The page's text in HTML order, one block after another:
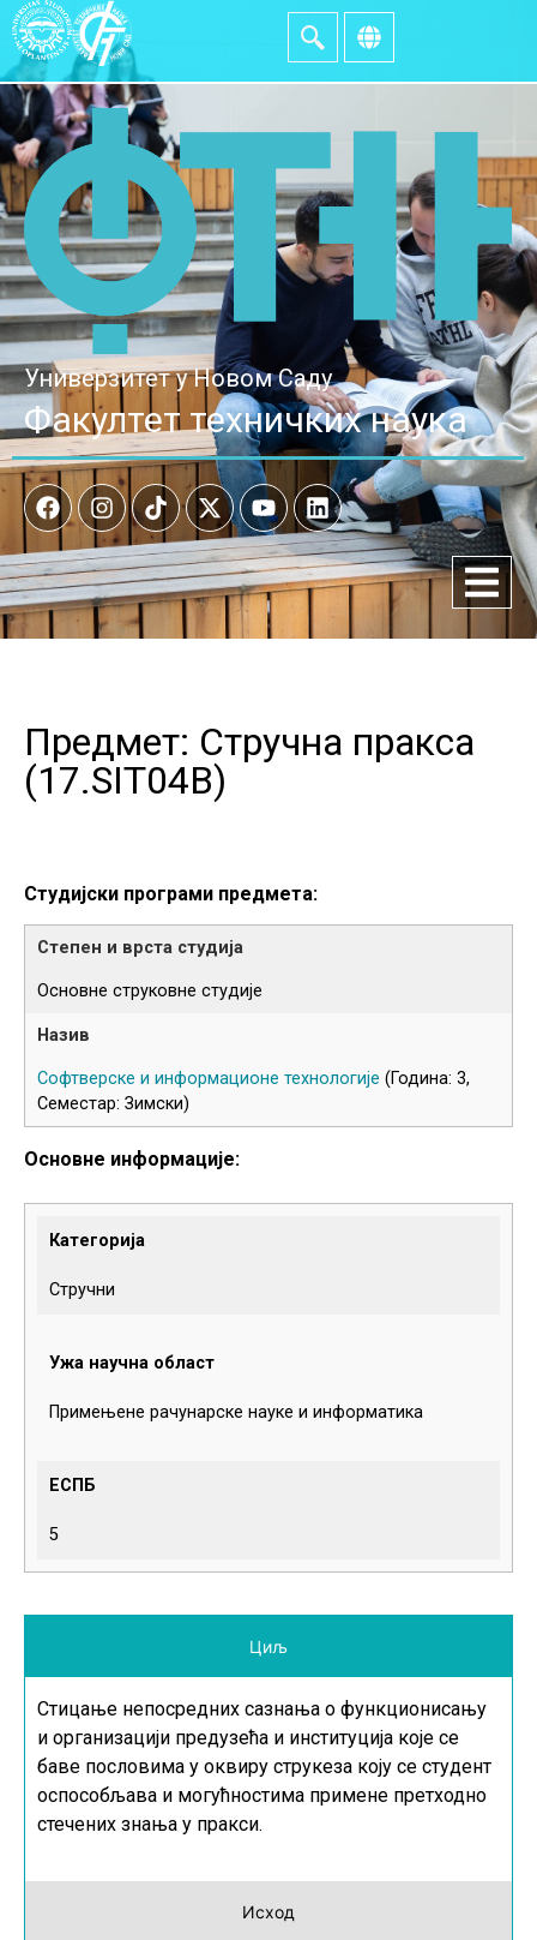
Универзитет у Новом Саду
Факултет техничких наука
Предмет: Стручна пракса
(17.SIT04B)
Студијски програми предмета:
Основне струковне студије
Софтверске и информационе технологије (Година: 3,
Семестар: Зимски)
Основне информације:
Категорија
Стручни
Ужа научна област
Примењене рачунарске науке и информатика
ЕСПБ
5
Циљ
Исход
Стицање непосредних сазнања о функционисању
и организацији предузећа и институција које се
баве пословима у оквиру струкеза коју се студент
оспособљава и могућностима примене претходно
стечених знања у пракси.